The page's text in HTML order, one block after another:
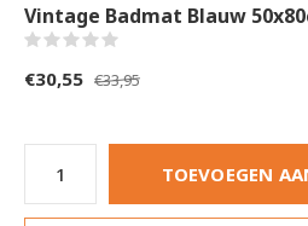
Vintage Badmat Blauw
€30,55 €33,95
TOEVOEGEN